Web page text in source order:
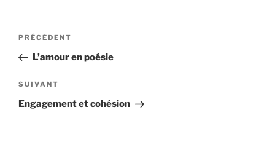
Navigation
l’article
Article
précédent
PRÉCÉDENT
L’amour en poésie
Article
suivant
SUIVANT
Engagement et cohésion